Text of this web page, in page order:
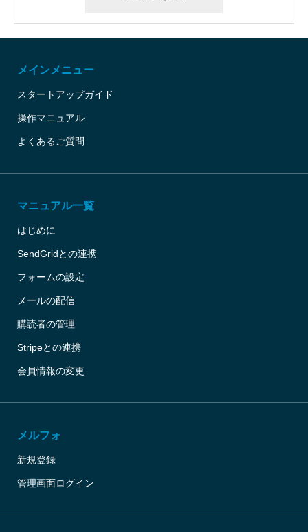
メインメニュー
スタートアップガイド
操作マニュアル
よくあるご質問
マニュアル一覧
はじめに
SendGridとの連携
フォームの設定
メールの配信
購読者の管理
Stripeとの連携
会員情報の変更
メルフォ
新規登録
管理画面ログイン